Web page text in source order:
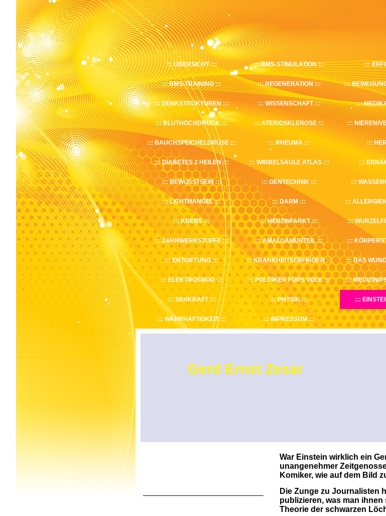
ÜBERSICHT BMS-STIMULATION
BMS-TRAINING REGENERATION
DENKSTRUKTUREN WISSENSCHAFT
BLUTHOCHDRUCK ATERIOSKLEROSE NIEREN/
BAUCHSPEICHELDRÜSE RHEUMA
DIABETES 2 HEILEN WIRBELSÄULE ATLAS
BEWUSSTSEIN GENTECHNIK
LICHTMANGEL DARM
KREBS HERZINFARKT
ZAHNWERKSTOFFE AMALGAMURTEIL
ENTGIFTUNG KRANKHEITSERFINDER DAS
ELEKTROSMOG POLITIKER FÜRS VOLK MEDIZIN/
SEHKRAFT PHYSIK
WAHRHAFTIGKEIT IMPRESSUM
Gerd Ernst Zesar
War Einstein wirklich ein
unangenehmer
Komiker, wie auf dem Bild
Die Zunge zu Journalisten
publizieren, was man ihnen
Theorie der schwarzen